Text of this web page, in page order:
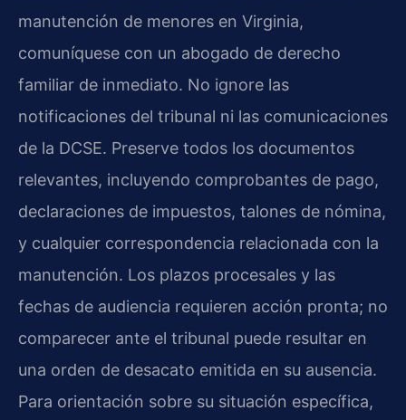
manutención de menores en Virginia,
comuníquese con un abogado de derecho
familiar de inmediato. No ignore las
notificaciones del tribunal ni las comunicaciones
de la DCSE. Preserve todos los documentos
relevantes, incluyendo comprobantes de pago,
declaraciones de impuestos, talones de nómina,
y cualquier correspondencia relacionada con la
manutención. Los plazos procesales y las
fechas de audiencia requieren acción pronta; no
comparecer ante el tribunal puede resultar en
una orden de desacato emitida en su ausencia.
Para orientación sobre su situación específica,